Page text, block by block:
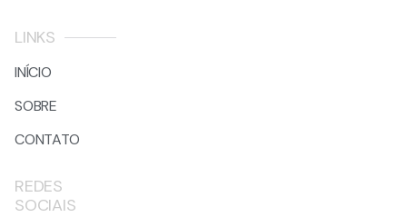
LINKS
INÍCIO
SOBRE
CONTATO
REDES
SOCIAIS